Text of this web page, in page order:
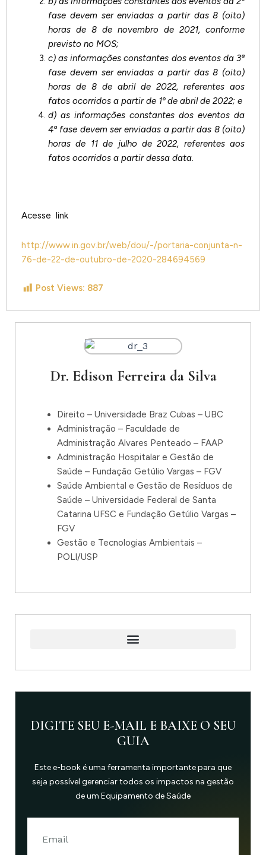
fase devem ser enviadas a partir das 8 (oito)
horas de 8 de novembro de 2021, conforme
previsto no MOS;
c) as informações constantes dos eventos da 3ª
fase devem ser enviadas a partir das 8 (oito)
horas de 8 de abril de 2022, referentes aos
fatos ocorridos a partir de 1º de abril de 2022; e
d) as informações constantes dos eventos da
4ª fase devem ser enviadas a partir das 8 (oito)
horas de 11 de julho de 2022, referentes aos
fatos ocorridos a partir dessa data.
Acesse link
http://www.in.gov.br/web/dou/-/portaria-conjunta-n-
76-de-22-de-outubro-de-2020-284694569
Post Views: 887
Dr. Edison Ferreira da Silva
Direito – Universidade Braz Cubas – UBC
Administração – Faculdade de
Administração Alvares Penteado – FAAP
Administração Hospitalar e Gestão de
Saúde – Fundação Getúlio Vargas – FGV
Saúde Ambiental e Gestão de Resíduos de
Saúde – Universidade Federal de Santa
Catarina UFSC e Fundação Getúlio Vargas –
FGV
Gestão e Tecnologias Ambientais –
POLI/USP
DIGITE SEU E-MAIL E BAIXE O SEU
GUIA
Este e-book é uma ferramenta importante para que
seja possível gerenciar todos os impactos na gestão
de um Equipamento de Saúde